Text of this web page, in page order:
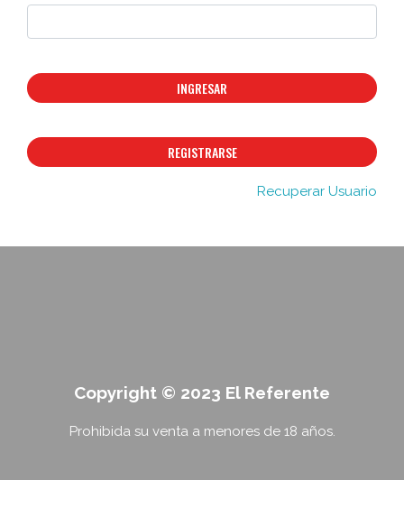
INGRESAR
REGISTRARSE
Recuperar Usuario
Copyright © 2023 El Referente
Prohibida su venta a menores de 18 años.